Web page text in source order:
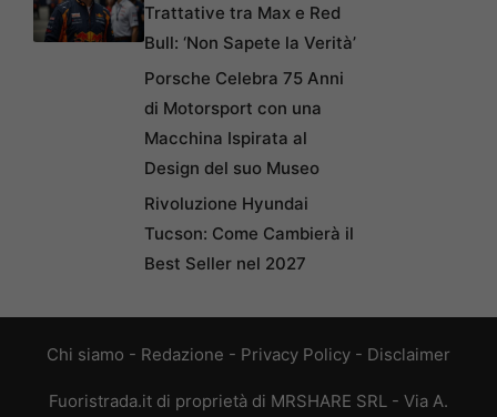
Trattative tra Max e Red
Bull: ‘Non Sapete la Verità’
Porsche Celebra 75 Anni
di Motorsport con una
Macchina Ispirata al
Design del suo Museo
Rivoluzione Hyundai
Tucson: Come Cambierà il
Best Seller nel 2027
Chi siamo - Redazione - Privacy Policy - Disclaimer
Fuoristrada.it di proprietà di MRSHARE SRL - Via A.